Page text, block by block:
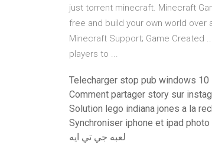
just torrent minecraft. Minecraft
free and build your own world over
Minecraft Support; Game Created
players to ...
Telecharger stop pub windows 10
Comment partager story sur
Solution lego indiana jones a la
Synchroniser iphone et ipad photo
لعبه جي تي ايه